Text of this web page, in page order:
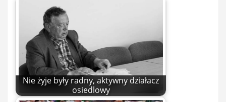
Nie żyje były radny, aktywny działacz
osiedlowy